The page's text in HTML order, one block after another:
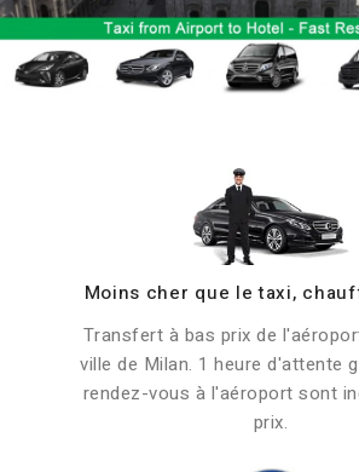
Moins cher que le taxi,
Transfert à bas prix de
ville de Milan. 1 heure d'attente
rendez-vous à l'aéroport sont
prix.